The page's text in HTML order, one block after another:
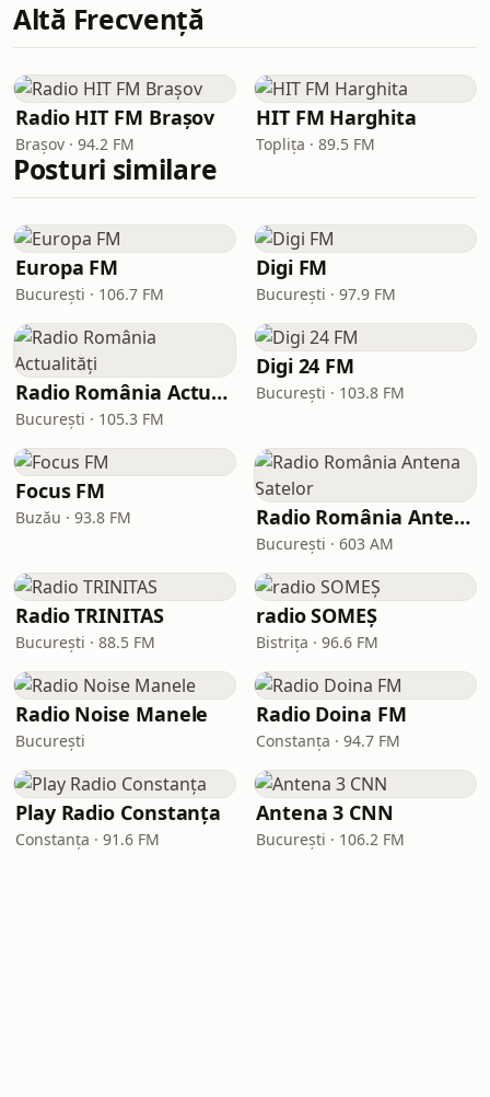
Altă Frecvență
Radio HIT FM Brașov
Brașov · 94.2 FM
HIT FM Harghita
Toplița · 89.5 FM
Posturi similare
Europa FM
București · 106.7 FM
Digi FM
București · 97.9 FM
Radio România Actualități
București · 105.3 FM
Digi 24 FM
București · 103.8 FM
Focus FM
Buzău · 93.8 FM Radio România Antena Satelor
București · 603 AM
Radio TRINITAS
București · 88.5 FM
radio SOMEȘ
Bistrița · 96.6 FM
Radio Noise Manele
București
Radio Doina FM
Constanța · 94.7 FM
Play Radio Constanța
Constanța · 91.6 FM
Antena 3 CNN
București · 106.2 FM